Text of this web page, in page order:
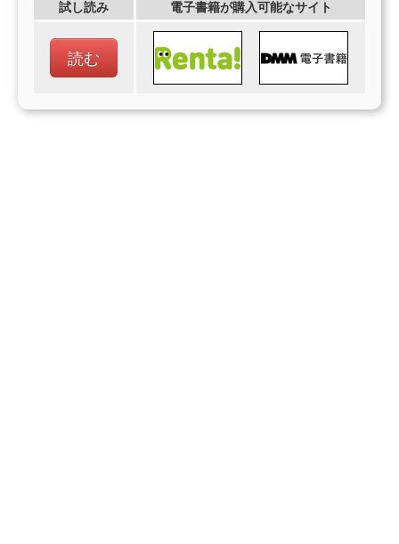
試し読み 電子書籍が購入可能なサイト
読む